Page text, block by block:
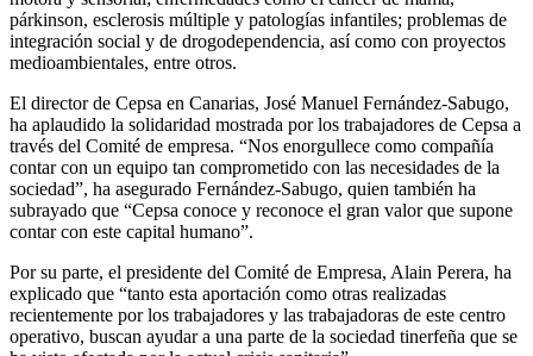
párkinson, esclerosis múltiple y patologías infantiles; problemas de
integración social y de drogodependencia, así como con proyectos
medioambientales, entre otros.
El director de Cepsa en Canarias, José Manuel Fernández-Sabugo,
ha aplaudido la solidaridad mostrada por los trabajadores de Cepsa a
través del Comité de empresa. “Nos enorgullece como compañía
contar con un equipo tan comprometido con las necesidades de la
sociedad”, ha asegurado Fernández-Sabugo, quien también ha
subrayado que “Cepsa conoce y reconoce el gran valor que supone
contar con este capital humano”.
Por su parte, el presidente del Comité de Empresa, Alain Perera, ha
explicado que “tanto esta aportación como otras realizadas
recientemente por los trabajadores y las trabajadoras de este centro
operativo, buscan ayudar a una parte de la sociedad tinerfeña que se